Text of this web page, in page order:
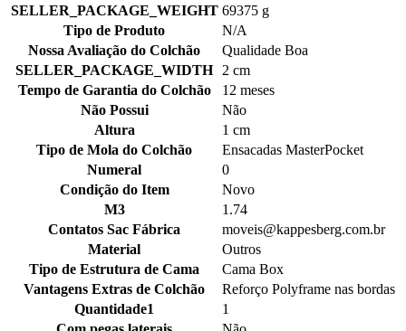
SELLER_PACKAGE_WEIGHT 69375 g
Tipo de Produto
N/A
Nossa Avaliação do Colchão
Qualidade Boa
SELLER_PACKAGE_WIDTH
2 cm
Tempo de Garantia do Colchão
12 meses
Não Possui
Não
Altura
1 cm
Tipo de Mola do Colchão
Ensacadas MasterPocket
Numeral
0
Condição do Item
Novo
M3
1.74
Contatos Sac Fábrica
moveis@kappesberg.com.br
Material
Outros
Tipo de Estrutura de Cama
Cama Box
Vantagens Extras de Colchão
Reforço Polyframe nas bordas
Quantidade1
1